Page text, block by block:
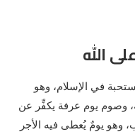
الله
في الإسلام، وهو
وصوم يوم عرفة يكفِّر عن
وهو يومٌ يُعطى فيه الأجر